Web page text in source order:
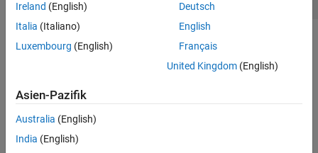
Ireland (English)
Italia (Italiano)
Luxembourg (English)
Deutsch
English
Français
United Kingdom(English)
Asien-Pazifik
Australia (English)
India (English)